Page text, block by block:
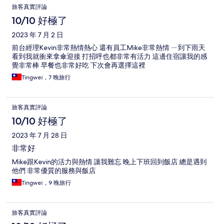
旅客真實評論
10/10 好極了
2023 年 7 月 2 日
前台經理Kevin非常熱情熱心 還有員工Mike非常熱情 ㄧ到下雨天
看到我就衝來拿傘迎接 打招呼也都非常有活力 這邊住宿讓我的感
覺非常棒 早餐也非常好吃 下次會再選擇這裡
Tingwei，7 晚旅行
旅客真實評論
10/10 好極了
2023 年 7 月 28 日
非常好
Mike跟Kevin的活力與熱情 讓我難忘 晚上下班回到飯店 總是遇到
他們 非常優質的服務與飯店
Tingwei，9 晚旅行
旅客真實評論